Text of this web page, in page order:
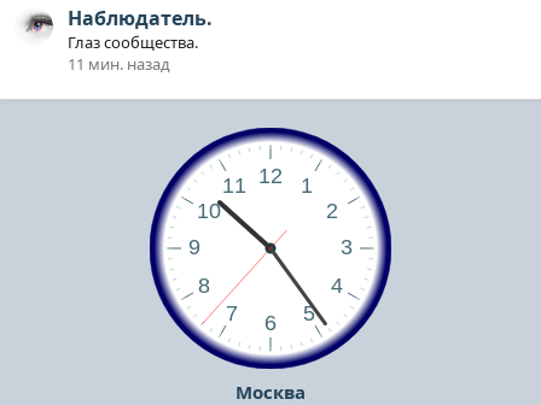
Наблюдатель.
Глаз сообщества.
11 мин. назад
Москва